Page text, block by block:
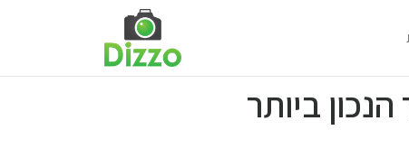
ביותר